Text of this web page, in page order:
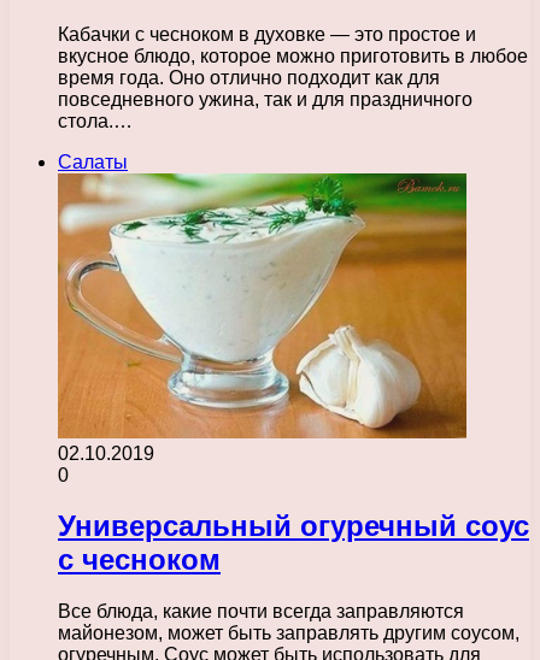
Кабачки с чесноком в духовке — это простое и
вкусное блюдо, которое можно приготовить в любое
время года. Оно отлично подходит как для
повседневного ужина, так и для праздничного
стола.…
Салаты
02.10.2019
0
Универсальный огуречный соус
с чесноком
Все блюда, какие почти всегда заправляются
майонезом, может быть заправлять другим соусом,
огуречным. Соус может быть использовать для